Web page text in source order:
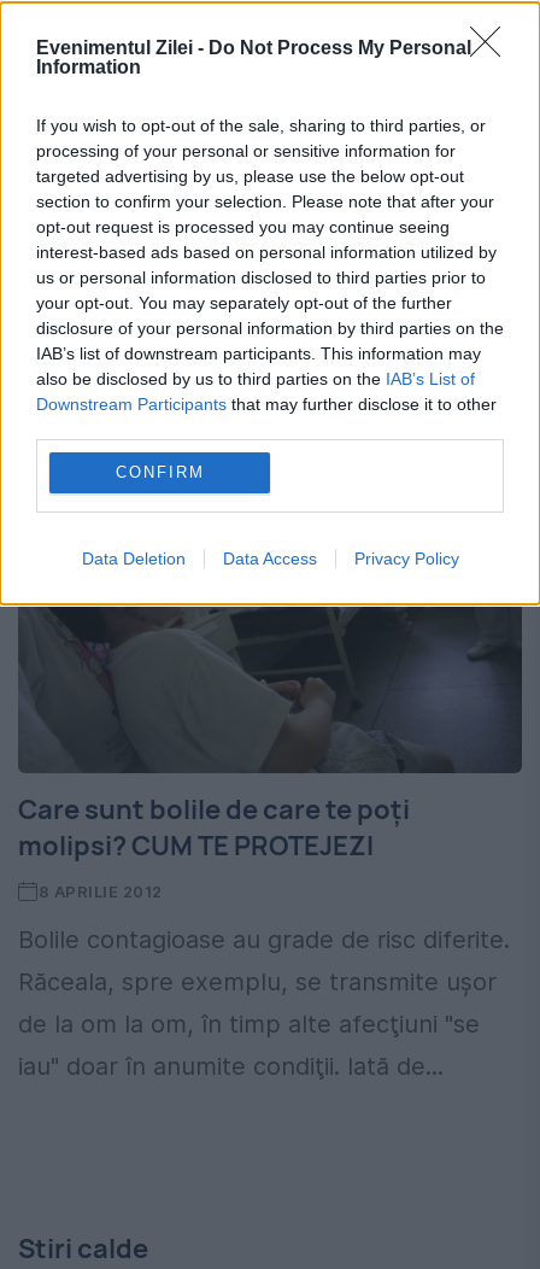
Evenimentul Zilei - Do Not Process My Personal
Information
If you wish to opt-out of the sale, sharing to third parties, or
processing of your personal or sensitive information for
targeted advertising by us, please use the below opt-out
section to confirm your selection. Please note that after your
opt-out request is processed you may continue seeing
interest-based ads based on personal information utilized by
us or personal information disclosed to third parties prior to
your opt-out. You may separately opt-out of the further
disclosure of your personal information by third parties on the
IAB’s list of downstream participants. This information may
also be disclosed by us to third parties on the IAB’s List of
Downstream Participants that may further disclose it to other
CONFIRM
Data Deletion Data Access Privacy Policy
Testul la gheață decide cine poate
practica sporturi acvatice
13 DECEMBRIE 2014
Urticaria la frig este una dintre reacţiile
cutanate anormale, care se manifestă prin
apariţia de leziuni după expunerea la vânt,
după băi în apă rece, după consumul de
băuturi reci...
Care sunt bolile de care te poţi
molipsi? CUM TE PROTEJEZI
8 APRILIE 2012
Bolile contagioase au grade de risc diferite.
Răceala, spre exemplu, se transmite uşor
de la om la om, în timp alte afecţiuni "se
iau" doar în anumite condiţii. Iată de...
Stiri calde